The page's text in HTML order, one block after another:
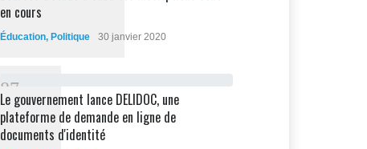
en cours
Éducation, Politique 30 janvier 2020
87
Le gouvernement lance DELIDOC, une
plateforme de demande en ligne de
documents d'identité